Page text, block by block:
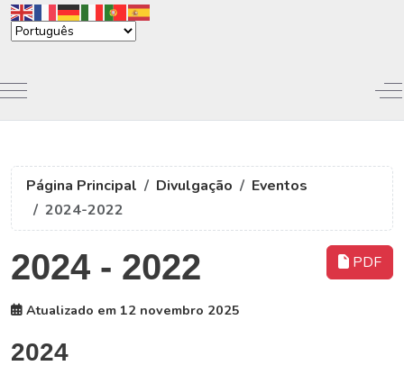
Mobile Menu Toggle
Página Principal Divulgação
Eventos
2024-2022
PDF
2024 - 2022
Atualizado em 12 novembro 2025
2024